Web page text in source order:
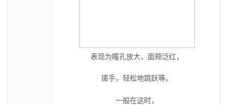
表现为瞳孔放大，面颊泛红，
搓手，轻松地跳跃等。
一般在这时，